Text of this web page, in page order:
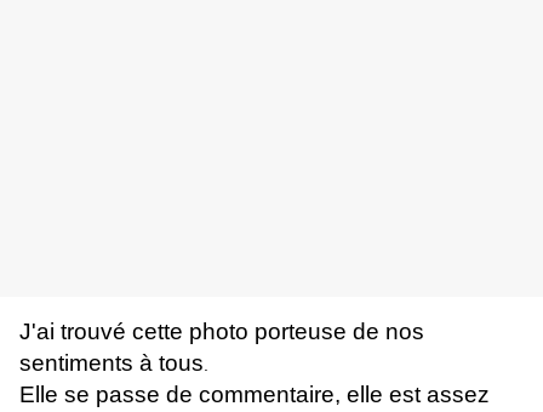
J'ai trouvé cette photo porteuse de nos
sentiments à tous
Elle se passe de commentaire, elle est assez